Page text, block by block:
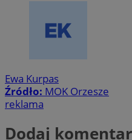
Ewa Kurpas
Źródło: MOK Orzesze
reklama
Dodaj